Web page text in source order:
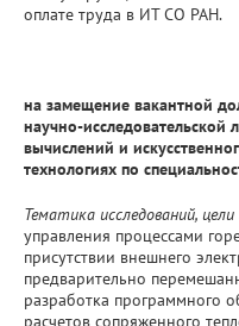
оплате труда в ИТ СО РАН.
на замещение вакантной
научно-
вычислений и
технологиях по
Тематика исследований,
управления процессами
присутствии внешнего
предварительно
разработка программного
расчетов сопряженного